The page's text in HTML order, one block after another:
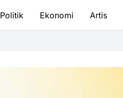
Politik Ekonomi Artis